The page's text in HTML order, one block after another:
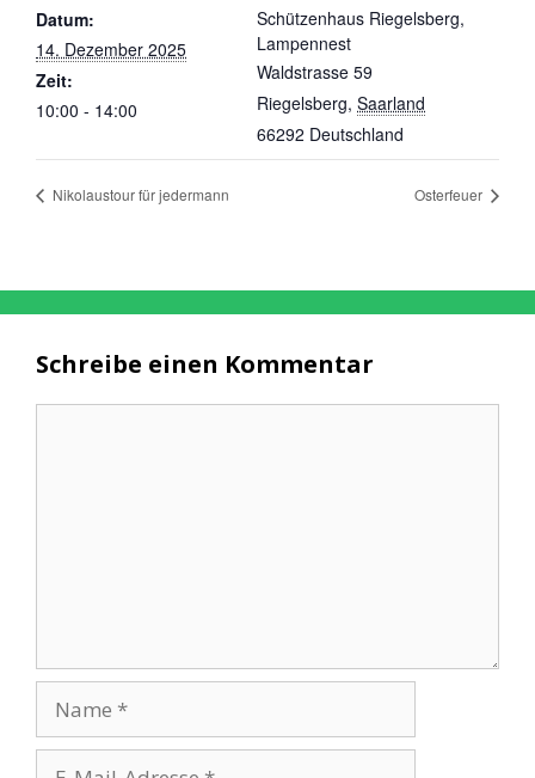
Datum:
14. Dezember 2025
Zeit:
10:00 - 14:00
Schützenhaus Riegelsberg,
Lampennest
Waldstrasse 59
Riegelsberg, Saarland
66292 Deutschland
Nikolaustour für jedermann Osterfeuer
Schreibe einen Kommentar